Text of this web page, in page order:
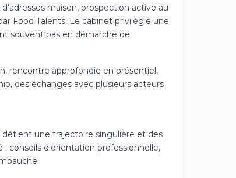
maison, prospection active au
Food Talents. Le cabinet privilégie une
souvent pas en démarche de
rencontre approfondie en présentiel,
des échanges avec plusieurs acteurs
détient une trajectoire singulière et des
conseils d'orientation professionnelle,